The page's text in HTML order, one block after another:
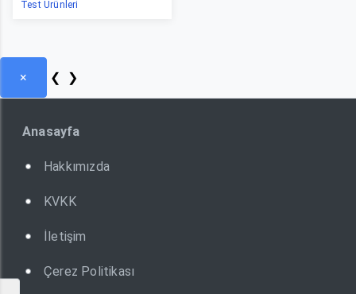
Test Ürünleri
× ❮ ❯
Anasayfa
Hakkımızda
KVKK
İletişim
Çerez Politikası